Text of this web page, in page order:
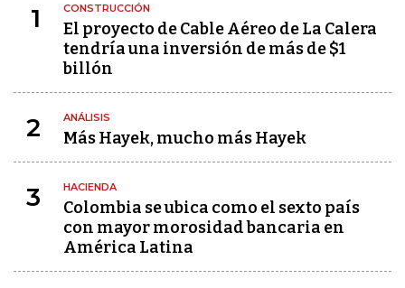
1 CONSTRUCCIÓN
El proyecto de Cable Aéreo de La Calera
tendría una inversión de más de $1
billón
2 ANÁLISIS
Más Hayek, mucho más Hayek
3 HACIENDA
Colombia se ubica como el sexto país
con mayor morosidad bancaria en
América Latina